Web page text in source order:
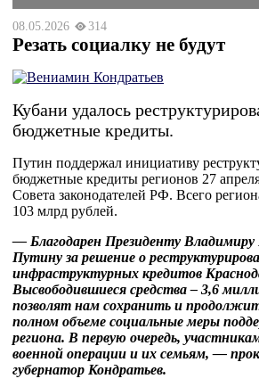
08.05.2026 314
Резать социалку не будут
Кубани удалось
бюджетные кредиты.
Путин поддержал инициативу
бюджетные кредиты регионов 27
Совета законодателей РФ. Всего
103 млрд рублей.
— Благодарен Президенту Владимиру
Путину за решение о
инфраструктурных кредитов
Высвободившиеся средства – 3,6
позволят нам сохранить и
полном объеме социальные меры
региона. В первую очередь,
военной операции и их семьям, —
губернатор Кондратьев.